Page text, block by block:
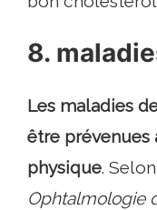
8.
Les maladies
être prévenues
physique.
Ophtalmologie